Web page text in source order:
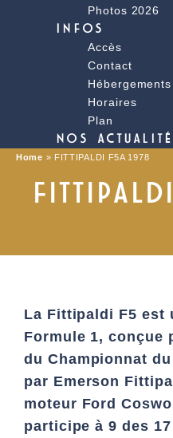
Photos 2026
INFOS
Accès
Contact
Hébergements
Horaires
Plan
NOS
Home » FITTIPALDI F5A 1978
La Fittipaldi F5 est
Formule 1, conçue
du Championnat
par Emerson
moteur Ford
participe à 9 des